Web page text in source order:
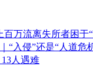
百万流离失所者困于
“入侵”还是“人道危
人遇难